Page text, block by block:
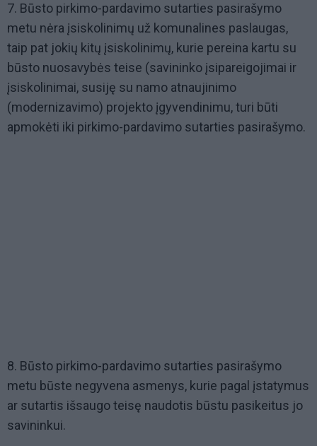
7. Būsto pirkimo-pardavimo sutarties pasirašymo
metu nėra įsiskolinimų už komunalines paslaugas,
taip pat jokių kitų įsiskolinimų, kurie pereina kartu su
būsto nuosavybės teise (savininko įsipareigojimai ir
įsiskolinimai, susiję su namo atnaujinimo
(modernizavimo) projekto įgyvendinimu, turi būti
apmokėti iki pirkimo-pardavimo sutarties pasirašymo.
8. Būsto pirkimo-pardavimo sutarties pasirašymo
metu būste negyvena asmenys, kurie pagal įstatymus
ar sutartis išsaugo teisę naudotis būstu pasikeitus jo
savininkui.